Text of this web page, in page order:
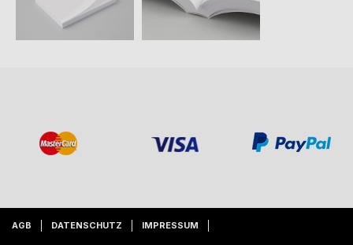
AGB DATENSCHUTZ IMPRESSUM